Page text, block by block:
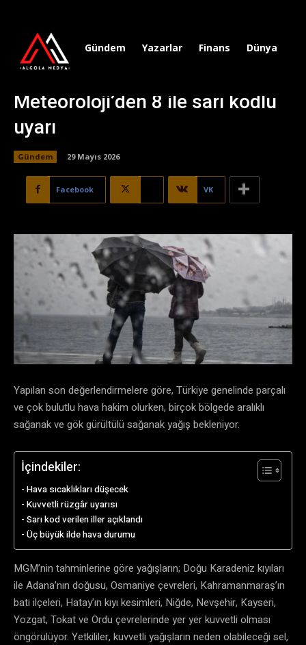
Gündem Yazarlar Finans Dünya
Meteoroloji’den 8 ile sarı kodlu
uyarı
Gündem 29 Mayıs 2026
Facebook VK
Yapılan son değerlendirmelere göre, Türkiye genelinde parçalı
ve çok bulutlu hava hakim olurken, birçok bölgede aralıklı
sağanak ve gök gürültülü sağanak yağış bekleniyor.
İçindekiler:
Hava sıcaklıkları düşecek
Kuvvetli rüzgâr uyarısı
Sarı kod verilen iller açıklandı
Üç büyük ilde hava durumu
MGM’nin tahminlerine göre yağışların; Doğu Karadeniz kıyıları
ile Adana’nın doğusu, Osmaniye çevreleri, Kahramanmaraş’ın
batı ilçeleri, Hatay’ın kıyı kesimleri, Niğde, Nevşehir, Kayseri,
Yozgat, Tokat ve Ordu çevrelerinde yer yer kuvvetli olması
öngörülüyor. Yetkililer, kuvvetli yağışların neden olabileceği sel,